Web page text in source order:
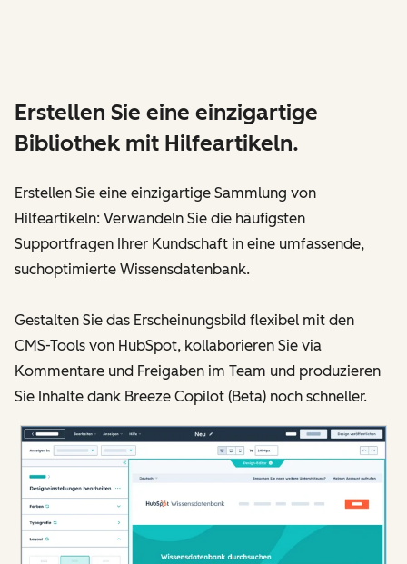
Erstellen Sie eine einzigartige
Bibliothek mit Hilfeartikeln.
Erstellen Sie eine einzigartige Sammlung von
Hilfeartikeln: Verwandeln Sie die häufigsten
Supportfragen Ihrer Kundschaft in eine umfassende,
suchoptimierte Wissensdatenbank.
Gestalten Sie das Erscheinungsbild flexibel mit den
CMS-Tools von HubSpot, kollaborieren Sie via
Kommentare und Freigaben im Team und produzieren
Sie Inhalte dank Breeze Copilot (Beta) noch schneller.